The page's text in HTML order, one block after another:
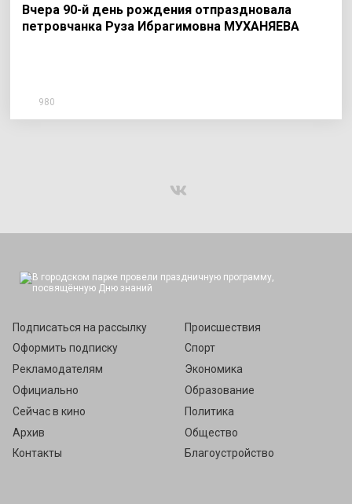
Вчера 90-й день рождения отпраздновала
петровчанка Руза Ибрагимовна МУХАНЯЕВА
980
Подписаться на рассылку
Оформить подписку
Рекламодателям
Официально
Сейчас в кино
Архив
Контакты
Происшествия
Спорт
Экономика
Образование
Политика
Общество
Благоустройство